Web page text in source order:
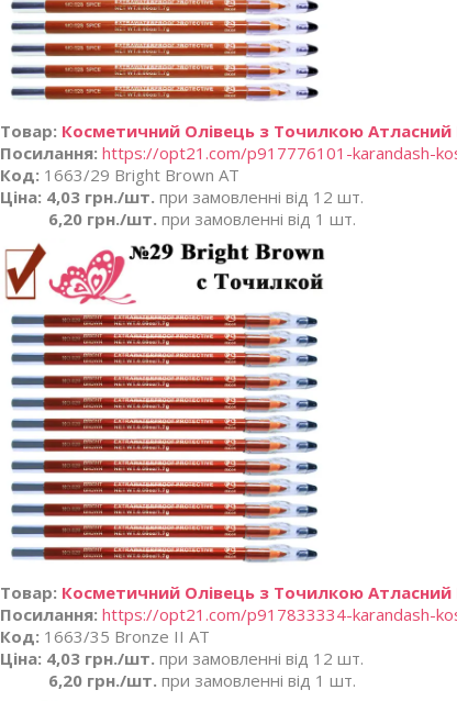
Товар: Косметичний Олівець з Точилкою
Посилання: https://opt21.com/p917776101-karandash-
Код: 1663/29 Bright Brown AT
Ціна: 4,03 грн./шт. при замовленні від 12 шт.
6,20 грн./шт. при замовленні від 1 шт.
Товар: Косметичний Олівець з Точилкою Атласний
Посилання: https://opt21.com/p917833334-karandash-
Код: 1663/35 Bronze II AT
Ціна: 4,03 грн./шт. при замовленні від 12 шт.
6,20 грн./шт. при замовленні від 1 шт.